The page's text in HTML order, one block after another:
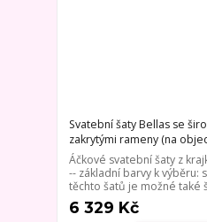
Svatební šaty Bellas se
zakrytými rameny (na
Áčkové svatební šaty z
-- základní barvy k výběru:
těchto šatů je možné také
6 329 Kč